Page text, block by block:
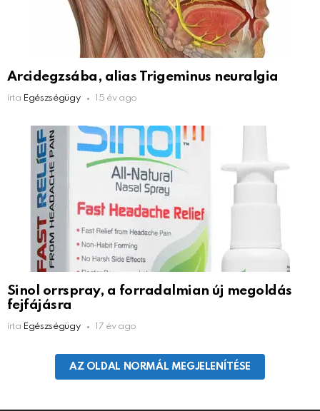
Arcidegzsába, alias Trigeminus neuralgia
írta Egészségügy 15 év ago
Sinol orrspray, a forradalmian új megoldás
fejfájásra
írta Egészségügy 17 év ago
AZ OLDAL NORMÁL MEGJELENÍTÉSE